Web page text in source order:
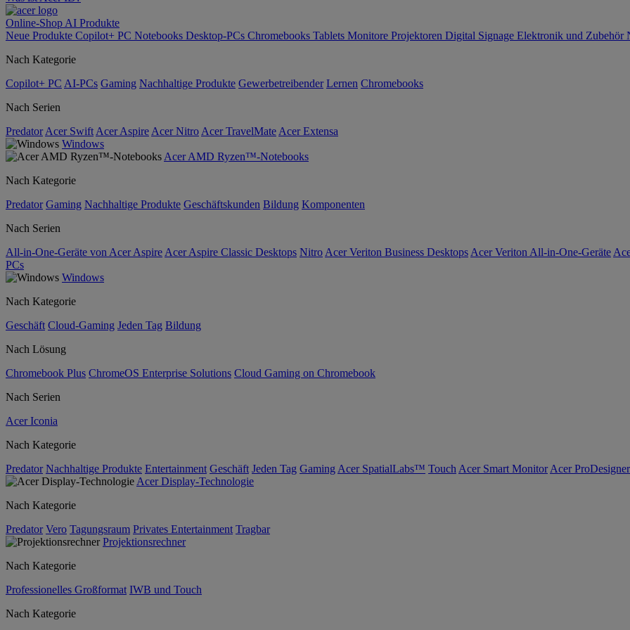
Online-Shop AI Produkte
Neue Produkte Copilot+ PC Notebooks Desktop-PCs Chromebooks Tablets Monitore Projektoren Digital Signage Elektronik und Zubehör
Nach Kategorie
Copilot+ PC AI-PCs Gaming Nachhaltige Produkte Gewerbetreibender Lernen Chromebooks
Nach Serien
Predator Acer Swift Acer Aspire Acer Nitro Acer TravelMate Acer Extensa
Windows
Acer AMD Ryzen™-Notebooks
Nach Kategorie
Predator Gaming Nachhaltige Produkte Geschäftskunden Bildung Komponenten
Nach Serien
All-in-One-Geräte von Acer Aspire Acer Aspire Classic Desktops Nitro Acer Veriton Business Desktops Acer Veriton All-in-One-Geräte
PCs
Windows
Nach Kategorie
Geschäft Cloud-Gaming Jeden Tag Bildung
Nach Lösung
Chromebook Plus ChromeOS Enterprise Solutions Cloud Gaming on Chromebook
Nach Serien
Acer Iconia
Nach Kategorie
Predator Nachhaltige Produkte Entertainment Geschäft Jeden Tag Gaming Acer SpatialLabs™ Touch Acer Smart Monitor Acer ProDesigner
Acer Display-Technologie
Nach Kategorie
Predator Vero Tagungsraum Privates Entertainment Tragbar
Projektionsrechner
Nach Kategorie
Professionelles Großformat IWB und Touch
Nach Kategorie